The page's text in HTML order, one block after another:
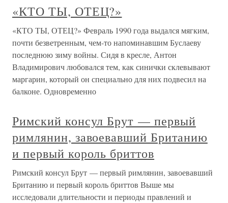
«КТО ТЫ, ОТЕЦ?»
«КТО ТЫ, ОТЕЦ?» Февраль 1990 года выдался мягким,
почти безветренным, чем-то напоминавшим Буслаеву
последнюю зиму войны. Сидя в кресле, Антон
Владимирович любовался тем, как синички склевывают
маргарин, который он специально для них подвесил на
балконе. Одновременно
Римский консул Брут — первый
римлянин, завоевавший Британию
и первый король бриттов
Римский консул Брут — первый римлянин, завоевавший
Британию и первый король бриттов Выше мы
исследовали длительности и периоды правлений и